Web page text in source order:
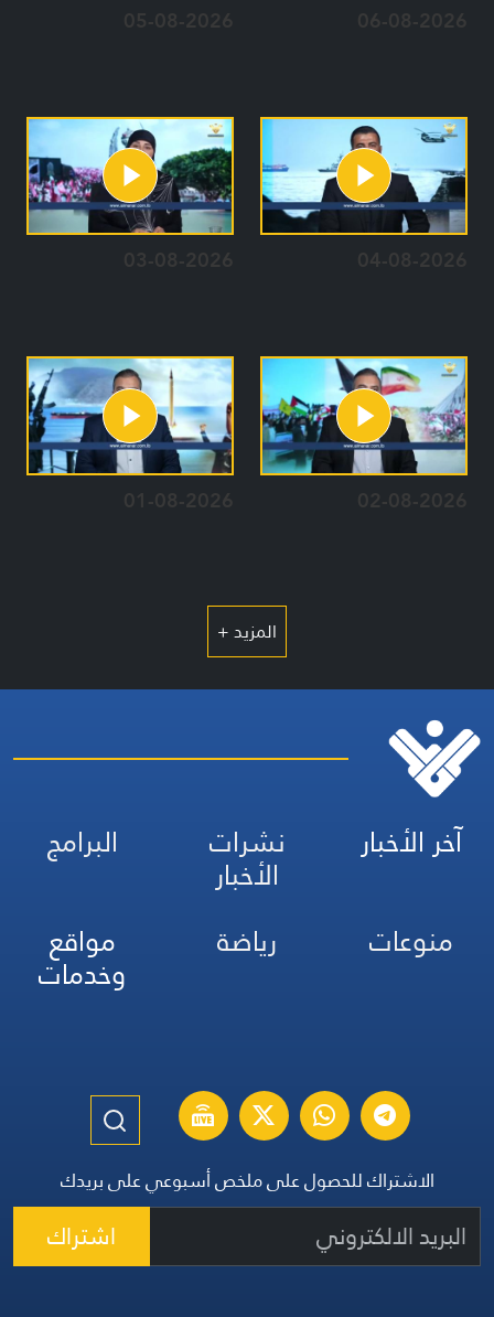
06-08-2026
05-08-2026
04-08-2026
03-08-2026
02-08-2026
01-08-2026
المزيد +
آخر الأخبار نشرات
الأخبار
البرامج
منوعات
رياضة مواقع
وخدمات
الاشتراك للحصول على ملخص أسبوعي على بريدك
اشتراك